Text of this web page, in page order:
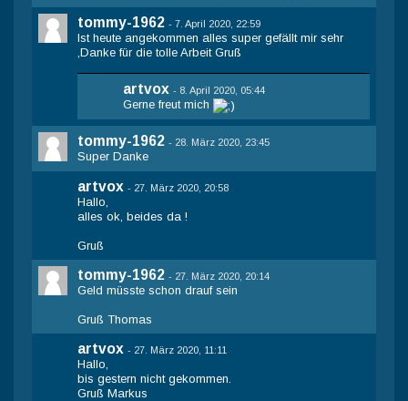
tommy-1962 - 7. April 2020, 22:59
Ist heute angekommen alles super gefällt mir sehr
,Danke für die tolle Arbeit Gruß
artvox - 8. April 2020, 05:44
Gerne freut mich
tommy-1962 - 28. März 2020, 23:45
Super Danke
artvox - 27. März 2020, 20:58
Hallo,
alles ok, beides da !
Gruß
tommy-1962 - 27. März 2020, 20:14
Geld müsste schon drauf sein
Gruß Thomas
artvox - 27. März 2020, 11:11
Hallo,
bis gestern nicht gekommen.
Gruß Markus